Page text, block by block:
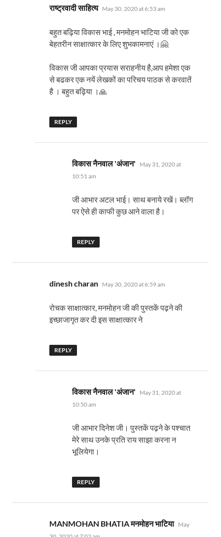
राष्ट्रवादी साहित्य says:
May 30, 2020 at 6:53 am
बहुत बढ़िया विकास भाई , मनमोहन भाटिया जी को एक
बेहतरीन साक्षात्कार के लिए शुभकामनाएं ।🤗
विकास जी आपका प्रयास सराहनीय है,आप हमेशा एक
से बढकर एक नयें लेखकों का परिचय पाठक से करवातें
है । बहुत बढ़िया ।🙏
REPLY
विकास नैनवाल 'अंजान' says:
May 31, 2020 at
10:51 am
जी आभार अटल भाई। साथ बनाये रखें। ब्लॉग
पर ऐसे ही काफी कुछ आने वाला है।
REPLY
dinesh charan says:
May 30, 2020 at 6:59 am
रोचक साक्षात्कार, मनमोहन जी की पुस्तकें पढ़ने की
इच्छाजागृत कर दी इस साक्षात्कार ने
REPLY
विकास नैनवाल 'अंजान' says:
May 31, 2020 at
10:50 am
जी आभार दिनेश जी। पुस्तकें पढ़ने के पश्चात
मेरे साथ उनके प्रति राय साझा करना न
भूलियेगा।
REPLY
MANMOHAN BHATIA मनमोहन भाटिया says:
May